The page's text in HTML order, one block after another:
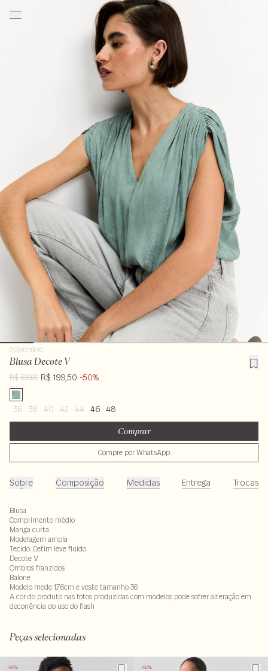
012510119010
Blusa Decote V
R$ 399,00 R$ 199,50 -50%
36 38 40 42 44 46 48
Comprar
Compre por WhatsApp
Sobre Composição Medidas Entrega Trocas
Blusa
Comprimento médio
Manga curta
Modelagem ampla
Tecido: Cetim leve fluido
Decote V
Ombros franzidos
Balone
Modelo mede 1,76cm e veste tamanho 36
A cor do produto nas fotos produzidas com modelos pode sofrer alteração em
decorrência do uso do flash
Peças selecionadas
-50% -50%